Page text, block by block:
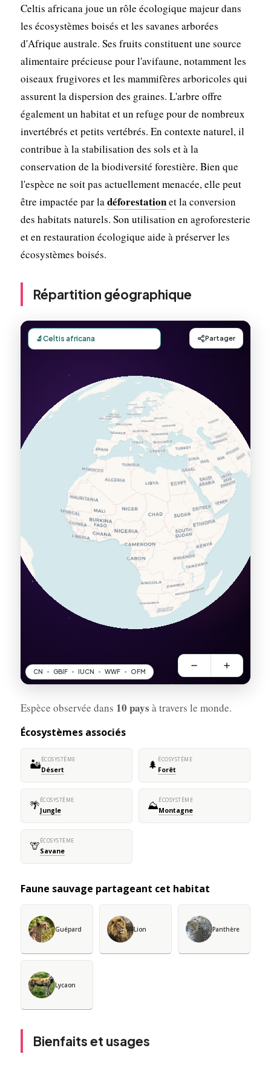
Celtis africana joue un rôle écologique majeur dans
les écosystèmes boisés et les savanes arborées
d'Afrique australe. Ses fruits constituent une source
alimentaire précieuse pour l'avifaune, notamment les
oiseaux frugivores et les mammifères arboricoles qui
assurent la dispersion des graines. L'arbre offre
également un habitat et un refuge pour de nombreux
invertébrés et petits vertébrés. En contexte naturel, il
contribue à la stabilisation des sols et à la
conservation de la biodiversité forestière. Bien que
l'espèce ne soit pas actuellement menacée, elle peut
être impactée par ladéforestationet la conversion
des habitats naturels. Son utilisation en agroforesterie
et en restauration écologique aide à préserver les
écosystèmes boisés.
Répartition géographique
Espèce observée dans 10 pays à travers le monde.
Écosystèmes associés
🏜️ÉCOSYSTÈME
Désert 🌲 ÉCOSYSTÈME
Forêt
🌴ÉCOSYSTÈME
Jungle ⛰️ÉCOSYSTÈME
Montagne
🦒ÉCOSYSTÈME
Savane
Faune sauvage partageant cet habitat
Guépard Lion Panthère
Lycaon
Bienfaits et usages